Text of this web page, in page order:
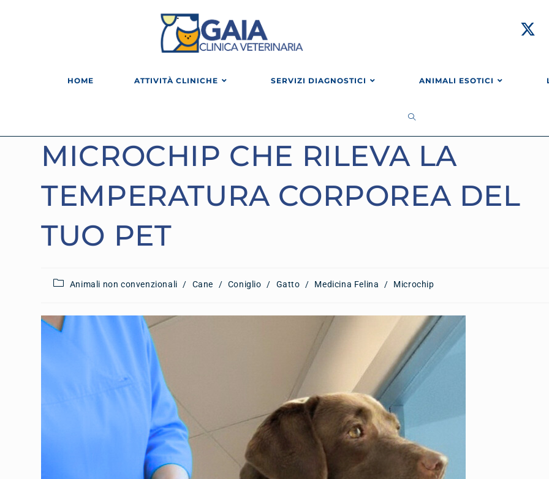
HOME ATTIVITÀ CLINICHE SERVIZI DIAGNOSTICI ANIMALI ESOTICI
MICROCHIP CHE RILEVA LA
TEMPERATURA CORPOREA DEL
TUO PET
Animali non convenzionali / Cane / Coniglio / Gatto / Medicina Felina / Microchip